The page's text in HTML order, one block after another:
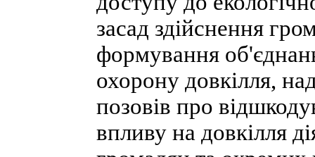
засад здійснення
формування
охорону довкілля,
позовів про
впливу на довкілля